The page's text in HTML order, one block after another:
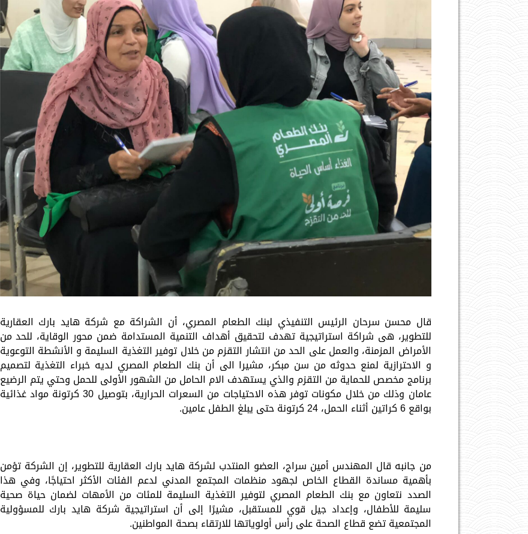
قال محسن سرحان الرئيس التنفيذي لبنك الطعام المصري، أن الشراكة مع شركة هايد بارك العقارية
للتطوير، هى شراكة استراتيجية تهدف لتحقيق أهداف التنمية المستدامة ضمن محور الوقاية، للحد من
الأمراض المزمنة، والعمل على الحد من انتشار التقزم من خلال توفير التغذية السليمة و الأنشطة التوعوية
و الاحترازية لمنع حدوثه من سن مبكر، مشيرا الى أن بنك الطعام المصري لديه خبراء التغذية لتصميم
برنامج مخصص للحماية من التقزم والذي يستهدف الام الحامل من الشهور الأولى للحمل وحتي يتم الرضيع
عامان وذلك من خلال مكونات توفر هذه الاحتياجات من السعرات الحرارية، بتوصيل 30 كرتونة مواد غذائية
بواقع 6 كراتين أثناء الحمل، 24 كرتونة حتى يبلغ الطفل عامين.
من جانبه قال المهندس أمين سراج، العضو المنتدب لشركة هايد بارك العقارية للتطوير، إن الشركة تؤمن
بأهمية مساندة القطاع الخاص لجهود منظمات المجتمع المدني لدعم الفئات الأكثر احتياجًا، وفي هذا
الصدد نتعاون مع بنك الطعام المصري لتوفير التغذية السليمة للمئات من الأمهات لضمان حياة صحية
سليمة للأطفال، وإعداد جيل قوي للمستقبل، مشيرًا إلى أن استراتيجية شركة هايد بارك للمسؤولية
المجتمعية تضع قطاع الصحة على رأس أولوياتها للارتقاء بصحة المواطنين.